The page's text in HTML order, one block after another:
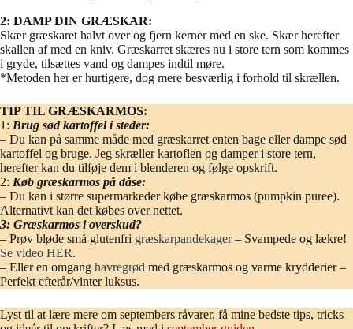
2: DAMP DIN GRÆSKAR:
Skær græskaret halvt over og fjern kerner med en ske. Skær herefter
skallen af med en kniv. Græskarret skæres nu i store tern som kommes
i gryde, tilsættes vand og dampes indtil møre.
*Metoden her er hurtigere, dog mere besværlig i forhold til skrællen.
TIP TIL GRÆSKARMOS:
1: Brug sød kartoffel i steder:
– Du kan på samme måde med græskarret enten bage eller dampe sød
kartoffel og bruge. Jeg skræller kartoflen og damper i store tern,
herefter kan du tilføje dem i blenderen og følge opskrift.
2: Køb græskarmos på dåse:
– Du kan i større supermarkeder købe græskarmos (pumpkin puree).
Alternativt kan det købes over nettet.
3: Græskarmos i overskud?
– Prøv bløde små glutenfri græskarpandekager– Svampede og lækre!
Se video HER.
– Eller en omgang havregrød med græskarmos og varme krydderier –
Perfekt efterår/vinter luksus.
Lyst til at lære mere om septembers råvarer, få mine bedste tips, tricks